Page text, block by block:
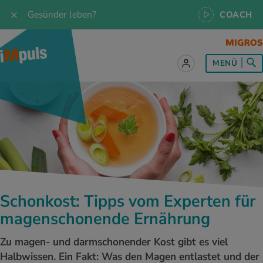
Gesünder leben? COACH
zum Thema Ernährung
Essen
zum Thema Bewegung
& Jogging
& Outdoor
& Biken
zum Thema Entspannung
im Alltag
Life Balance
zum Thema Medizin
im Alltag
zum Thema Services
Test & Quizze
iMpuls
MENÜ
Schonkost: Tipps vom Experten für
magenschonende Ernährung
Zu magen- und darmschonender Kost gibt es viel
Halbwissen. Ein Fakt: Was den Magen entlastet und der